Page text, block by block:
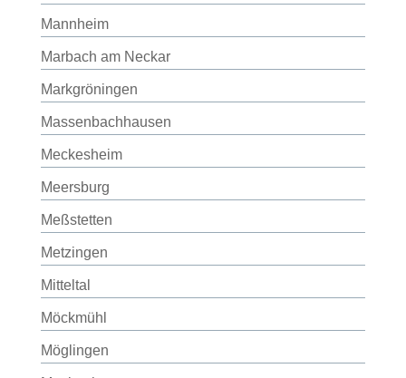
Mannheim
Marbach am Neckar
Markgröningen
Massenbachhausen
Meckesheim
Meersburg
Meßstetten
Metzingen
Mitteltal
Möckmühl
Möglingen